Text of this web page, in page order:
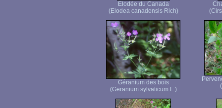
Elodée du Canada
(Elodea canadensis Rich)
Géranium des bois
(Geranium sylvaticum L.)